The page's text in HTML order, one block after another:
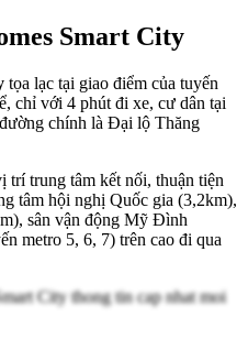
Smart City
tọa lạc tại giao điểm của tuyến
chỉ với 4 phút đi xe, cư dân tại
chính là Đại lộ Thăng
trí trung tâm kết nối, thuận tiện
tâm hội nghị Quốc gia (3,2km),
sân vận động Mỹ Đình
metro 5, 6, 7) trên cao đi qua